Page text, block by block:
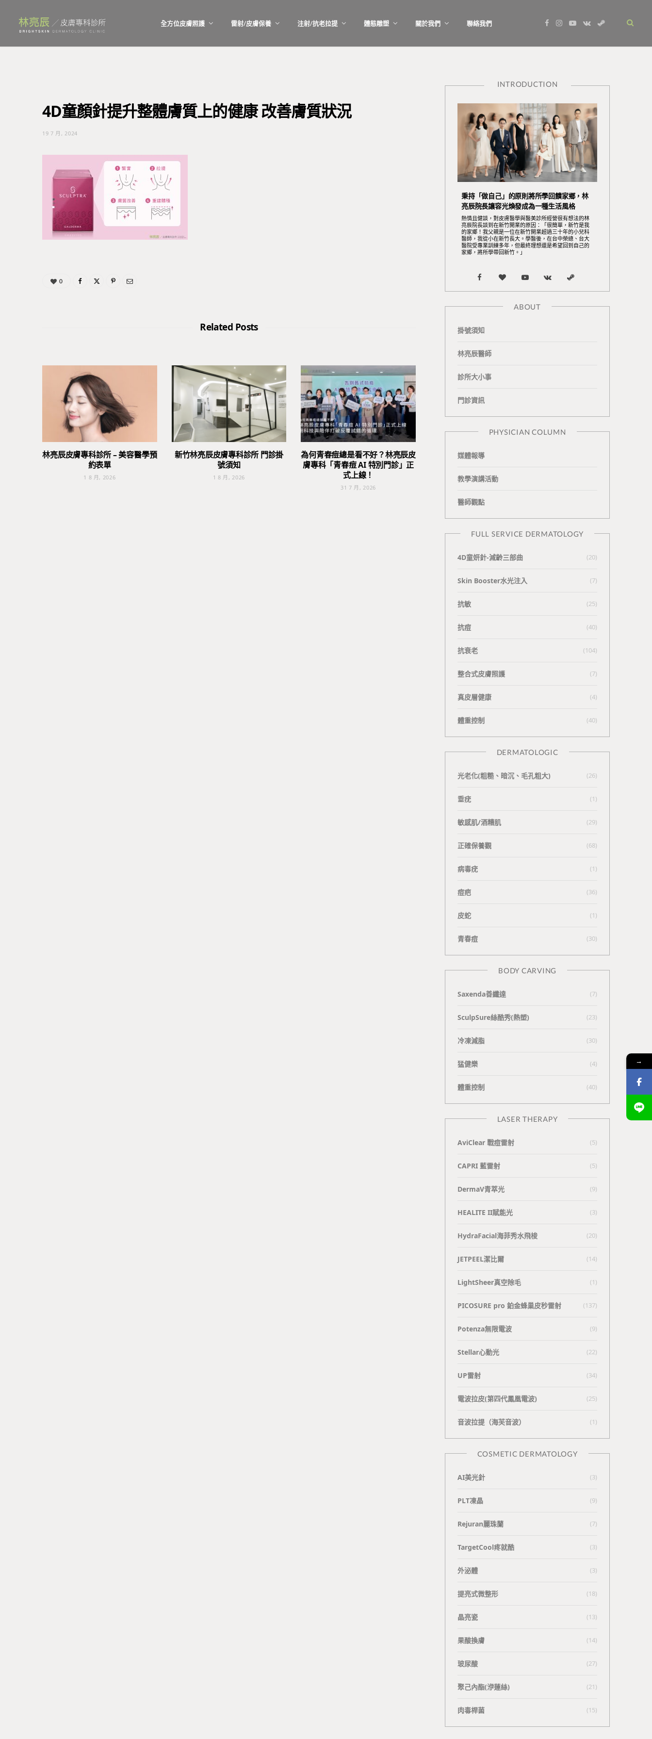
全方位皮膚照護 雷射/皮膚保養 注射/抗老拉提 體態雕塑 關於我們 聯絡我們
I
Y
V
S
4D童顏針提升整體膚質上的健康 改善膚質狀況
19 7 月, 2024
0
Related Posts
林亮辰皮膚專科診所 – 美容醫學預
約表單
1 8 月, 2026
新竹林亮辰皮膚專科診所 門診掛
號須知
1 8 月, 2026
為何青春痘總是看不好？林亮辰皮
膚專科「青春痘 AI 特別門診」正
式上線！
31 7 月, 2026
INTRODUCTION
秉持「做自己」的原則將所學回饋家鄉，林
亮辰院長讓容光煥發成為一種生活風格
熱情且健談，對皮膚醫學與醫美診所經營很有想法的林
亮辰院長談到在新竹開業的原因：「很簡單，新竹是我
的家鄉！我父親是一位在新竹開業超過三十年的小兒科
醫師，我從小在新竹長大。學醫後，在台中榮總、台大
醫院受專業訓練多年，但最終理想還是希望回到自己的
家鄉，將所學帶回新竹。」
F
a
e
b
k
B
l
n
Y
o
u
V
K
e
S
t
ABOUT
掛號須知
林亮辰醫師
診所大小事
門診資訊
PHYSICIAN COLUMN
媒體報導
教學演講活動
醫師觀點
FULL SERVICE DERMATOLOGY
4D童妍針-減齡三部曲 (20)
Skin Booster水光注入 (7)
抗敏 (25)
抗痘 (40)
抗衰老 (104)
整合式皮膚照護 (7)
真皮層健康 (4)
體重控制 (40)
DERMATOLOGIC
光老化(粗糙、暗沉、毛孔粗大) (26)
垂疣 (1)
敏感肌/酒糟肌 (29)
正確保養觀 (68)
病毒疣 (1)
痘疤 (36)
皮蛇 (1)
青春痘 (30)
BODY CARVING
Saxenda善纖達 (7)
SculpSure絲酷秀(熱塑) (23)
冷凍減脂 (30)
猛健樂 (4)
體重控制 (40)
LASER THERAPY
AviClear 戰痘雷射 (5)
CAPRI 藍雷射 (5)
DermaV青萃光 (9)
HEALITE II賦能光 (3)
HydraFacial海菲秀水飛梭 (20)
JETPEEL潔比爾 (14)
LightSheer真空除毛 (1)
PICOSURE pro 鉑金蜂巢皮秒雷射 (137)
Potenza無限電波 (9)
Stellar心動光 (22)
UP雷射 (34)
電波拉皮(第四代鳳凰電波) (25)
⾳波拉提（海芙⾳波） (1)
COSMETIC DERMATOLOGY
AI美光針 (3)
PLT凍晶 (9)
Rejuran麗珠蘭 (7)
TargetCool疼就酷 (3)
外泌體 (3)
提亮式微整形 (18)
晶亮瓷 (13)
果酸換膚 (14)
玻尿酸 (27)
聚己內酯(洢蓮絲) (21)
肉毒桿菌 (15)
→